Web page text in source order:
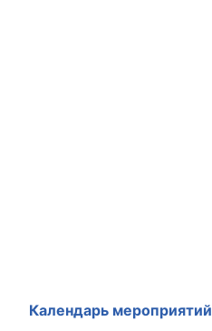
Календарь мероприятий